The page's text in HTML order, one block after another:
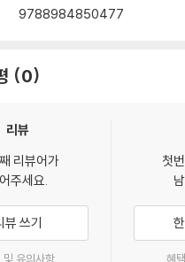
9788984850477
0
리뷰
리뷰어가
주세요.
뷰 쓰기
및 유의사항
첫
혜